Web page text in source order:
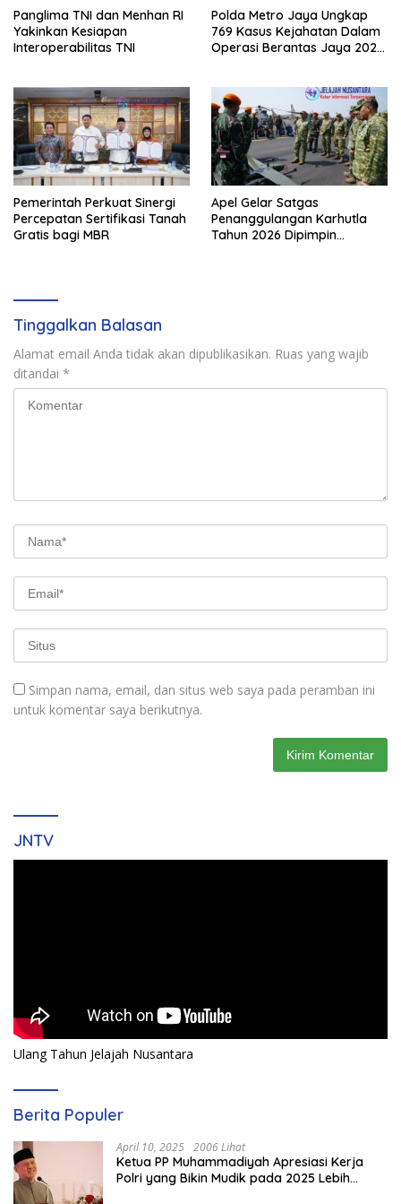
Panglima TNI dan Menhan RI
Yakinkan Kesiapan
Interoperabilitas TNI
Polda Metro Jaya Ungkap
769 Kasus Kejahatan Dalam
Operasi Berantas Jaya 2026,
Pemerintah Perkuat Sinergi
Percepatan Sertifikasi Tanah
Gratis bagi MBR
Apel Gelar Satgas
Penanggulangan Karhutla
Tahun 2026 Dipimpin
Tinggalkan Balasan
Alamat email Anda tidak akan dipublikasikan. Ruas yang wajib
ditandai *
Simpan nama, email, dan situs web saya pada peramban ini
untuk komentar saya berikutnya.
JNTV
Ulang Tahun Jelajah Nusantara
Berita Populer
April 10, 2025 2006 Lihat
Ketua PP Muhammadiyah Apresiasi Kerja
Polri yang Bikin Mudik pada 2025 Lebih